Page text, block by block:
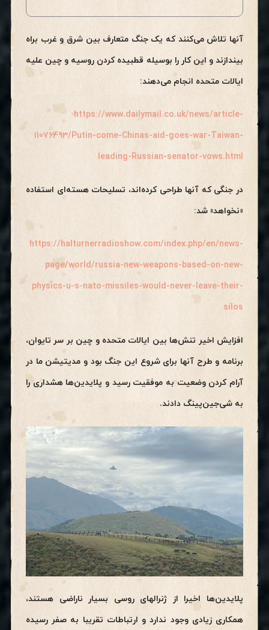
آنها تلاش می‌کنند که یک جنگ متعارف بین شرق و غرب براه
بیندازند و این کار را بوسیله قطبیده کردن روسیه و چین علیه
ایالات متحده انجام می‌دهند:
https://www.dailymail.co.uk/news/article-
11076493/Putin-come-Chinas-aid-goes-war-Taiwan-
leading-Russian-senator-vows.html
در جنگی که آنها طراحی کرده‌اند، تسلیحات هسته‌ای استفاده
«نخواهد» شد:
https://halturnerradioshow.com/index.php/en/news-
page/world/russia-new-weapons-based-on-new-
physics-u-s-nato-missiles-would-never-leave-their-
silos
افزایش اخیر تنش‌ها بین ایالات متحده و چین بر سر تایوان،
برنامه و طرح آنها برای شروع این جنگ بود و مدیتیشن ما در
آرام کردن وضعیت به موفقیت رسید و پلایدین‌ها هشداری را
به شی‌جین‌پینگ دادند.
پلایدین‌ها اخیرا از ژنرالهای روسی بسیار ناراضی هستند،
همکاری زیادی وجود ندارد و ارتباطات تقریبا به صفر رسیده